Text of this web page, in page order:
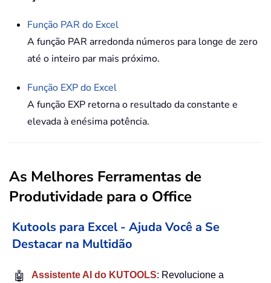
Função PAR do Excel
A função PAR arredonda números para longe de zero
até o inteiro par mais próximo.
Função EXPdo Excel
A função EXP retorna o resultado da constante e
elevada à enésima potência.
As Melhores Ferramentas de
Produtividade para o Office
Kutools para Excel - Ajuda Você a Se
Destacar na Multidão
🤖 Assistente AI do KUTOOLS: Revolucione a